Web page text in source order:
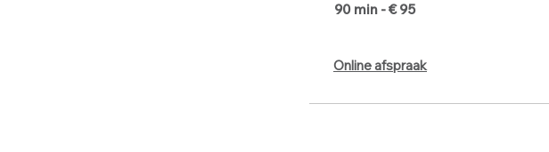
90 min - € 95
Online afspraak